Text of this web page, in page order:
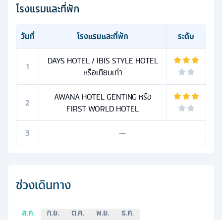
โรงแรมและที่พัก
วันที่ โรงแรมและที่พัก ระดับ
1
DAYS HOTEL / IBIS STYLE HOTEL
หรือเทียบเท่า
2
AWANA HOTEL GENTING หรือ
FIRST WORLD HOTEL
3
—
ช่วงเดินทาง
ส.ค. ก.ย. ต.ค. พ.ย. ธ.ค.